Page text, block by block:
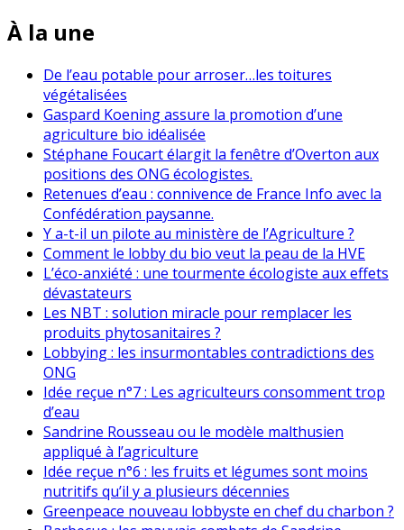
À la une
De l’eau potable pour arroser…les toitures
végétalisées
Gaspard Koening assure la promotion d’une
agriculture bio idéalisée
Stéphane Foucart élargit la fenêtre d’Overton aux
positions des ONG écologistes.
Retenues d’eau : connivence de France Info avec la
Confédération paysanne.
Y a-t-il un pilote au ministère de l’Agriculture ?
Comment le lobby du bio veut la peau de la HVE
L’éco-anxiété : une tourmente écologiste aux effets
dévastateurs
Les NBT : solution miracle pour remplacer les
produits phytosanitaires ?
Lobbying : les insurmontables contradictions des
ONG
Idée reçue n°7 : Les agriculteurs consomment trop
d’eau
Sandrine Rousseau ou le modèle malthusien
appliqué à l’agriculture
Idée reçue n°6 : les fruits et légumes sont moins
nutritifs qu’il y a plusieurs décennies
Greenpeace nouveau lobbyste en chef du charbon ?